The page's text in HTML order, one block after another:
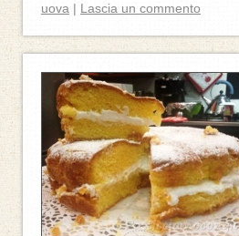
uova | Lascia un commento